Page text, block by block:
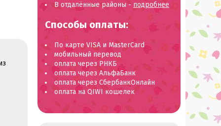
В отдалённые районы - подробнее
Способы оплаты:
По карте VISA и MasterCard
мобильный перевод
оплата через РНКБ
оплата через АльфаБанк
оплата через СбербанкОнлайн
оплата на QIWI кошелек